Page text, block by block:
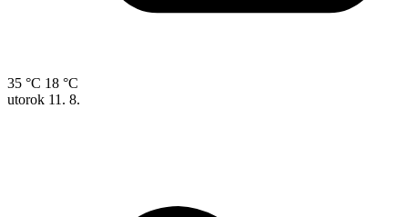
35 °C 18 °C
utorok 11. 8.